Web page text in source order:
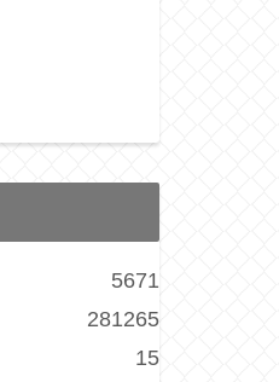
5671
281265
15